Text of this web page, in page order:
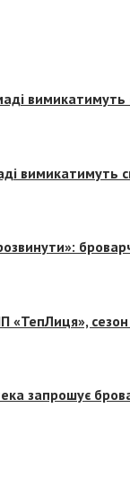
вимикатимуть
вимикатимуть
«ТепЛиця»,
запрошує